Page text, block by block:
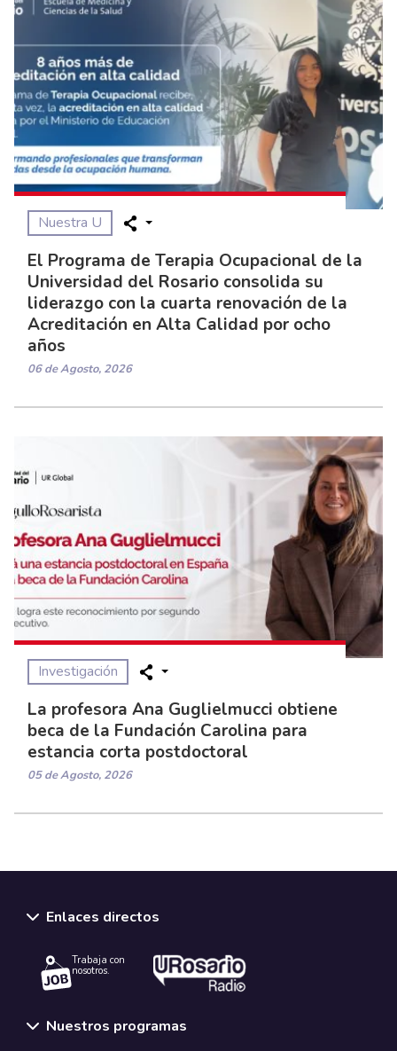
Nuestra U
El Programa de Terapia Ocupacional de la
Universidad del Rosario consolida su
liderazgo con la cuarta renovación de la
Acreditación en Alta Calidad por ocho
años
06 de Agosto, 2026
Investigación
La profesora Ana Guglielmucci obtiene
beca de la Fundación Carolina para
estancia corta postdoctoral
05 de Agosto, 2026
Enlaces directos
Trabaja con
nosotros.
Nuestros programas